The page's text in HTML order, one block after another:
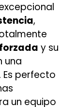
,
y su
una
. Es perfecto
un equipo